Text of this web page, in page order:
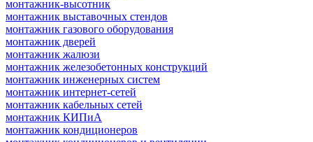
монтажник-высотник
монтажник выставочных стендов
монтажник газового оборудования
монтажник дверей
монтажник жалюзи
монтажник железобетонных конструкций
монтажник инженерных систем
монтажник интернет-сетей
монтажник кабельных сетей
монтажник КИПиА
монтажник кондиционеров